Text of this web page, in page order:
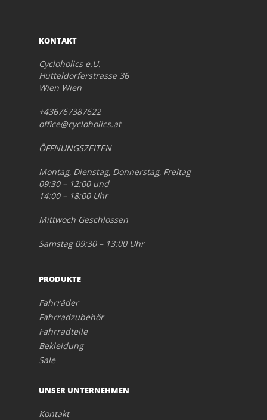
KONTAKT
Cycloholics e.U.
Hütteldorferstrasse 36
Wien Wien
+436767387622
office@cycloholics.at
ÖFFNUNGSZEITEN
Montag, Dienstag, Donnerstag, Freitag
09:30 – 12:00 und
14:00 – 18:00 Uhr
Mittwoch Geschlossen
Samstag 09:30 – 13:00 Uhr
PRODUKTE
Fahrräder
Fahrradzubehör
Fahrradteile
Bekleidung
Sale
UNSER UNTERNEHMEN
Kontakt